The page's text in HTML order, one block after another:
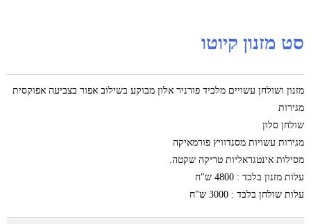
סט מזנון קיוטו
מזנון ושולחן עשויים מלביד פורניר אלון מבוקע בשילוב אפור בצביעה אפוקסית
מגירות
שולחן סלון
מגירות עשויות מסנדוויץ פורמאיקה
מסילות אינטגראליות טריקה שקטה.
עלות מזנון בלבד : 4800 ש"ח
עלות שולחן בלבד : 3000 ש"ח